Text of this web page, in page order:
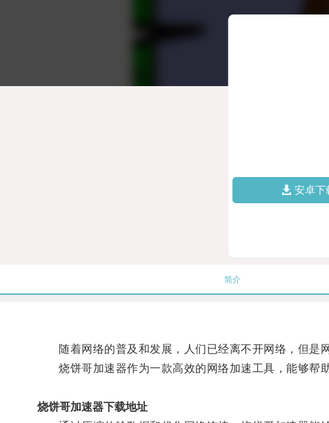
安卓下
简介
随着网络的普及和发展，人们已经离不开网络，但是网
烧饼哥加速器作为一款高效的网络加速工具，能够帮助
烧饼哥加速器下载地址